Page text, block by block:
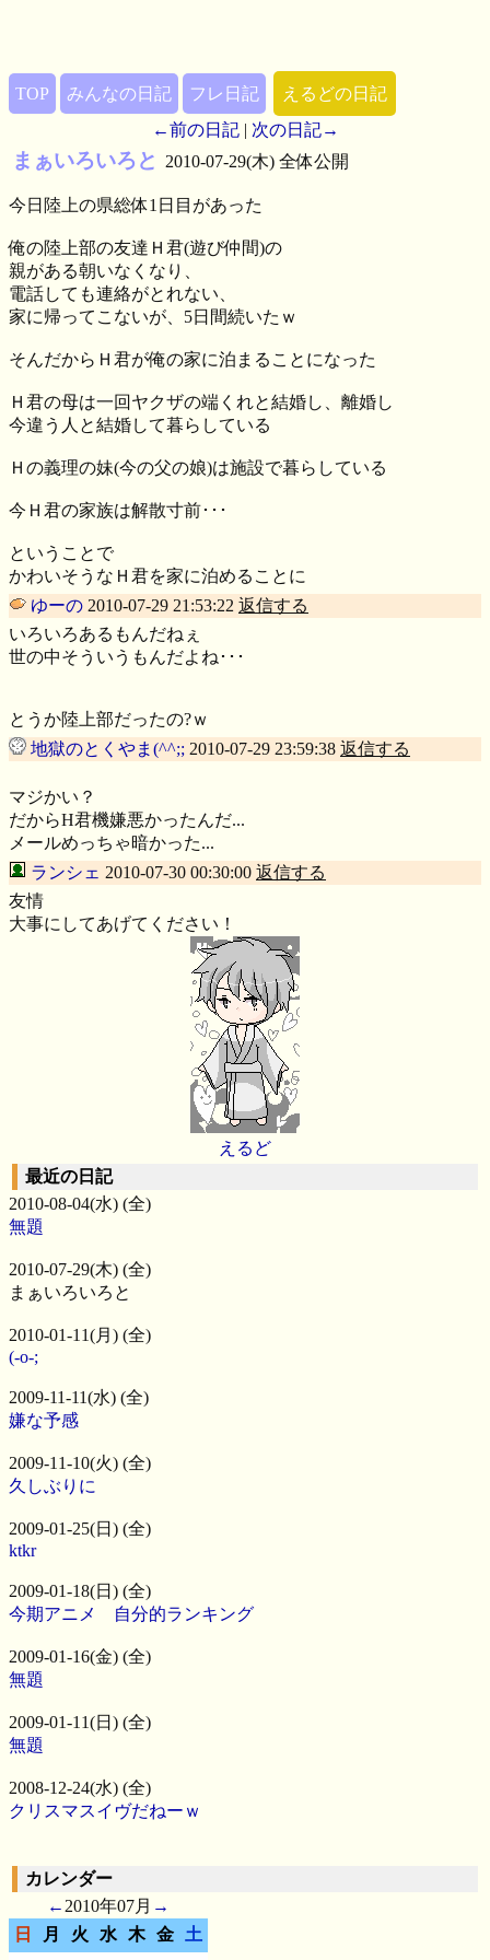
TOP みんなの日記 フレ日記
えるどの日記
←前の日記| 次の日記→
まぁいろいろと 2010-07-29(木) 全体公開
今日陸上の県総体1日目があった
俺の陸上部の友達Ｈ君(遊び仲間)の
親がある朝いなくなり、
電話しても連絡がとれない、
家に帰ってこないが、5日間続いたｗ
そんだからＨ君が俺の家に泊まることになった
Ｈ君の母は一回ヤクザの端くれと結婚し、離婚し
今違う人と結婚して暮らしている
Ｈの義理の妹(今の父の娘)は施設で暮らしている
今Ｈ君の家族は解散寸前･･･
ということで
かわいそうなＨ君を家に泊めることに
ゆーの 2010-07-29 21:53:22 返信する
いろいろあるもんだねぇ
世の中そういうもんだよね･･･
とうか陸上部だったの?ｗ
地獄のとくやま(^^;; 2010-07-29 23:59:38 返信する
マジかい？
だからH君機嫌悪かったんだ...
メールめっちゃ暗かった...
ランシェ 2010-07-30 00:30:00 返信する
友情
大事にしてあげてください！
えるど
最近の日記
2010-08-04(水) (全)
無題
2010-07-29(木) (全)
まぁいろいろと
2010-01-11(月) (全)
(-o-;
2009-11-11(水) (全)
嫌な予感
2009-11-10(火) (全)
久しぶりに
2009-01-25(日) (全)
ktkr
2009-01-18(日) (全)
今期アニメ 自分的ランキング
2009-01-16(金) (全)
無題
2009-01-11(日) (全)
無題
2008-12-24(水) (全)
クリスマスイヴだねーｗ
カレンダー
← 2010年07月 →
日
月 火 水 木 金
土